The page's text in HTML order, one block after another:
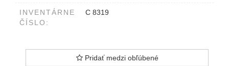
INVENTÁRNE
ČÍSLO:
C 8319
Pridať medzi obľúbené